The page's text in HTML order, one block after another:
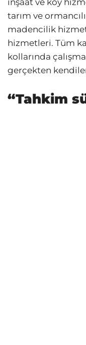
inşaat ve köy
tarım ve
madencilik
hizmetleri. Tüm
kollarında
gerçekten
“Tahkim